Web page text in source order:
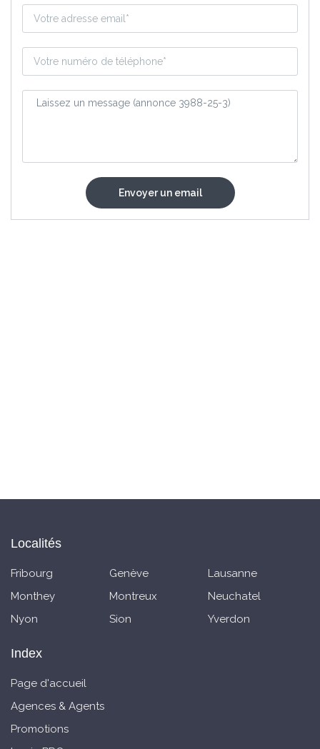
Localités
Fribourg Genève
Lausanne
Monthey
Montreux
Neuchatel
Nyon
Sion Yverdon
Index
Page d'accueil
Agences & Agents
Promotions